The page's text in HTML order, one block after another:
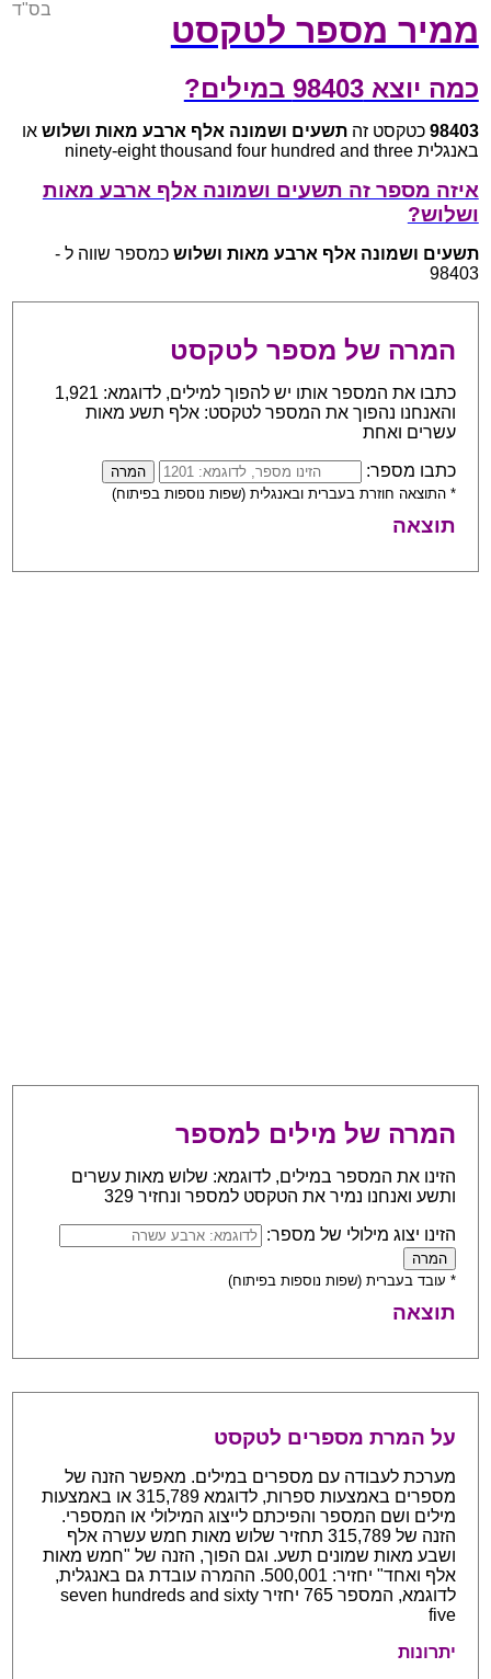
ממיר מספר לטקסט
בס"ד
כמה יוצא 98403 במילים?
98403 כטקסט זהתשעים ושמונה אלף ארבע מאות ושלוש או
באנגלית ninety-eight thousand four hundred and three
איזה מספר זה תשעים ושמונה אלף ארבע מאות
ושלוש?
תשעים ושמונה אלף ארבע מאות ושלוש כמספר שווה ל -
98403
המרה של מספר לטקסט
כתבו את המספר אותו יש להפוך למילים, לדוגמא: 1,921
והאנחנו נהפוך את המספר לטקסט: אלף תשע מאות
עשרים ואחת
כתבו מספר:
* התוצאה חוזרת בעברית ובאנגלית (שפות נוספות בפיתוח)
תוצאה
המרה של מילים למספר
הזינו את המספר במילים, לדוגמא: שלוש מאות עשרים
ותשע ואנחנו נמיר את הטקסט למספר ונחזיר 329
הזינו יצוג מילולי של מספר:
* עובד בעברית (שפות נוספות בפיתוח)
תוצאה
על המרת מספרים לטקסט
מערכת לעבודה עם מספרים במילים. מאפשר הזנה של
מספרים באמצעות ספרות, לדוגמא 315,789 או באמצעות
מילים ושם המספר והפיכתם לייצוג המילולי או המספרי.
הזנה של 315,789 תחזיר שלוש מאות חמש עשרה אלף
ושבע מאות שמונים תשע. וגם הפוך, הזנה של "חמש מאות
אלף ואחד" יחזיר: 500,001. ההמרה עובדת גם באנגלית,
לדוגמא, המספר 765 יחזיר seven hundreds and sixty
five
יתרונות